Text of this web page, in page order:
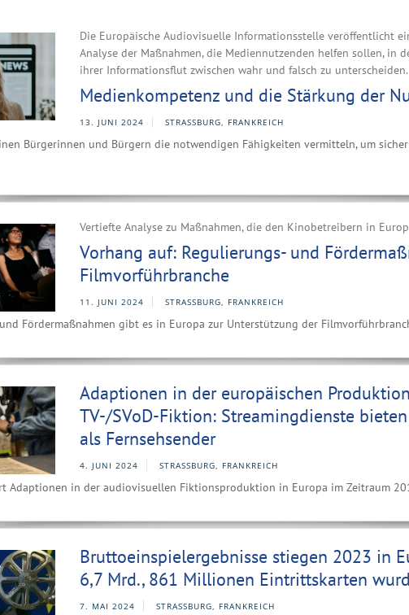
Die Europäische Audiovisuelle Informationsstelle veröffentlicht
Analyse der Maßnahmen, die Mediennutzenden helfen sollen, in
ihrer Informationsflut zwischen wahr und falsch zu unterscheiden.
Medienkompetenz und die Stärkung der
13. JUNI 2024 STRASSBURG, FRANKREICH
Bürgerinnen und Bürgern die notwendigen Fähigkeiten vermitteln, um
Vertiefte Analyse zu Maßnahmen, die den Kinobetreibern in
Vorhang auf: Regulierungs- und
Filmvorführbranche
11. JUNI 2024 STRASSBURG, FRANKREICH
Fördermaßnahmen gibt es in Europa zur Unterstützung der
Adaptionen in der europäischen
TV-/SVoD-Fiktion: Streamingdienste
als Fernsehsender
4. JUNI 2024 STRASSBURG, FRANKREICH
Adaptionen in der audiovisuellen Fiktionsproduktion in Europa im Zeitraum
Bruttoeinspielergebnisse stiegen 2023 in
6,7 Mrd., 861 Millionen Eintrittskarten
7. MAI 2024 STRASSBURG, FRANKREICH